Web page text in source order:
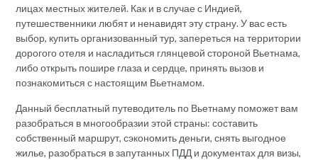
лицах местных жителей. Как и в случае с Индией,
путешественники любят и ненавидят эту страну. У вас есть
выбор, купить организованный тур, запереться на территории
дорогого отеля и насладиться глянцевой стороной Вьетнама,
либо открыть пошире глаза и сердце, принять вызов и
познакомиться с настоящим Вьетнамом.
Данный бесплатный путеводитель по Вьетнаму поможет вам
разобраться в многообразии этой страны: составить
собственный маршрут, сэкономить деньги, снять выгодное
жилье, разобраться в запутанных ПДД и документах для визы,